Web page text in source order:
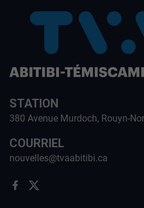
STATION
380 Avenue Murdoch, Rouyn-
COURRIEL
nouvelles@tvaabitibi.ca